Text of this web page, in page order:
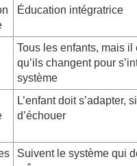
Éducation intégratrice
Tous les enfants, mais il
qu’ils changent pour
système
L’enfant doit s’adapter,
d’échouer
Suivent le système qui